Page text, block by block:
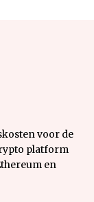
voor de
platform
en